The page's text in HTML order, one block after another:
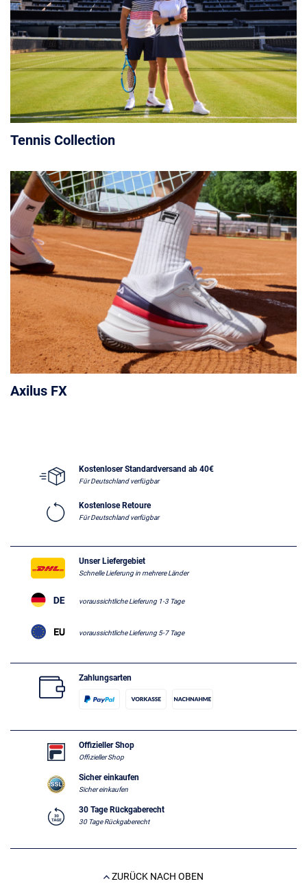
Tennis Collection
Axilus FX
Kostenloser Standardversand ab 40€
Für Deutschland verfügbar
Kostenlose Retoure
Für Deutschland verfügbar
Unser Liefergebiet
Schnelle Lieferung in mehrere Länder
voraussichtliche Lieferung 1-3 Tage
voraussichtliche Lieferung 5-7 Tage
Zahlungsarten
Offizieller Shop
Offizieller Shop
Sicher einkaufen
Sicher einkaufen
30 Tage Rückgaberecht
30 Tage Rückgaberecht
ZURÜCK NACH OBEN